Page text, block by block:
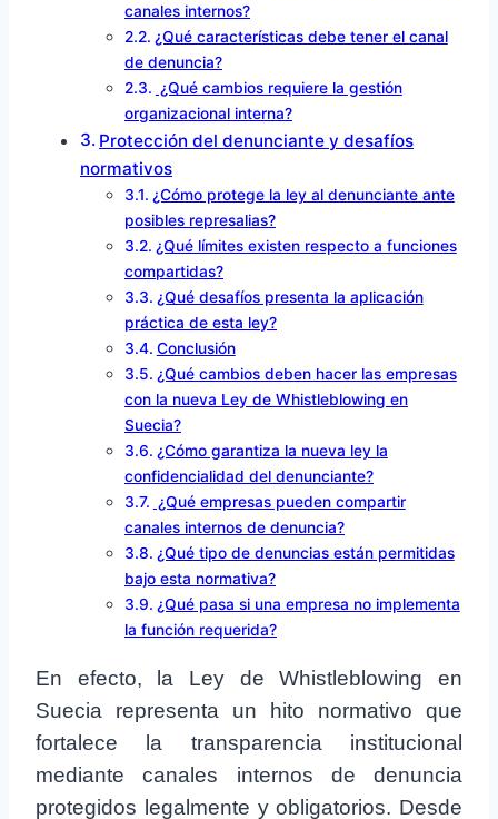
canales internos?
¿Qué características debe tener el canal
de denuncia?
¿Qué cambios requiere la gestión
organizacional interna?
Protección del denunciante y desafíos
normativos
¿Cómo protege la ley al denunciante ante
posibles represalias?
¿Qué límites existen respecto a funciones
compartidas?
¿Qué desafíos presenta la aplicación
práctica de esta ley?
Conclusión
¿Qué cambios deben hacer las empresas
con la nueva Ley de Whistleblowing en
Suecia?
¿Cómo garantiza la nueva ley la
confidencialidad del denunciante?
¿Qué empresas pueden compartir
canales internos de denuncia?
¿Qué tipo de denuncias están permitidas
bajo esta normativa?
¿Qué pasa si una empresa no implementa
la función requerida?
En efecto, la Ley de Whistleblowing en
Suecia representa un hito normativo que
fortalece la transparencia institucional
mediante canales internos de denuncia
protegidos legalmente y obligatorios. Desde